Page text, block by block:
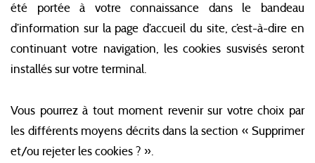
été portée à votre connaissance dans le bandeau
d’information sur la page d’accueil du site, c’est-à-dire en
continuant votre navigation, les cookies susvisés seront
installés sur votre terminal.
Vous pourrez à tout moment revenir sur votre choix par
les différents moyens décrits dans la section « Supprimer
et/ou rejeter les cookies ? ».